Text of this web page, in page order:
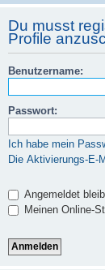
Du musst
Profile
Benutzername:
Passwort:
Ich habe mein
Die Aktivierungs-E-
Angemeldet
Meinen Online-